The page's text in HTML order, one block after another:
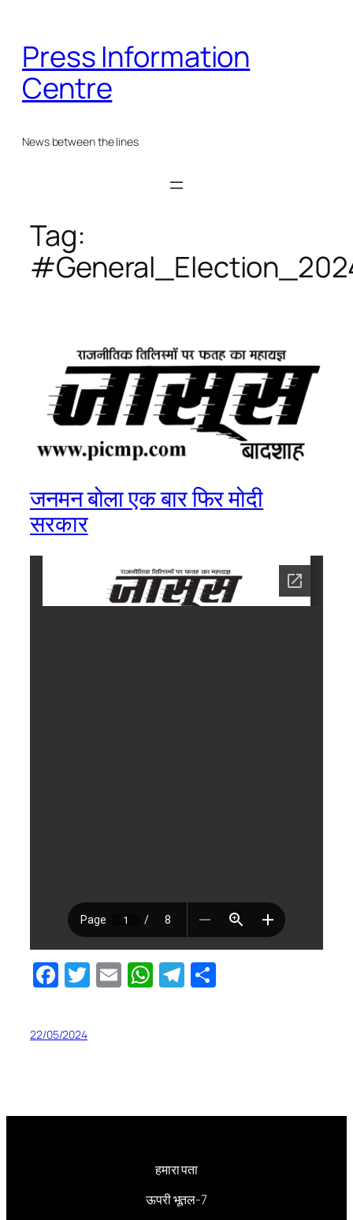
content
Press Information
Centre
News between the lines
Tag:
जनमन बोला एक बार फिर मोदी
सरकार
Facebook
Twitter
EmailWhatsApp
Telegram
22/05/2024
हमारा पता
ऊपरी भूतल-7